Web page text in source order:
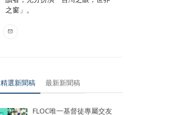
之窗」。
精選新聞稿 最新新聞稿
FLOC唯一基督徒專屬交友